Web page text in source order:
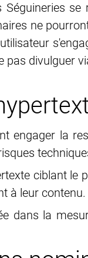
ne
divulguer
la
ciblant
leur
dans la